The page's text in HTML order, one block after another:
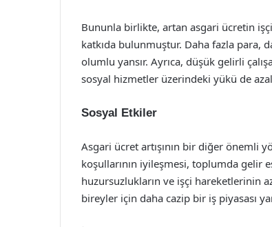
Bununla birlikte, artan asgari ücretin
katkıda bulunmuştur. Daha fazla para,
olumlu yansır. Ayrıca, düşük gelirli
sosyal hizmetler üzerindeki yükü de
Sosyal Etkiler
Asgari ücret artışının bir diğer önemli
koşullarının iyileşmesi, toplumda gelir
huzursuzlukların ve işçi hareketlerinin
bireyler için daha cazip bir iş piyasası